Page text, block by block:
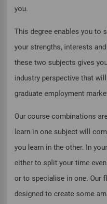
you.
This degree enables you to
your strengths, interests
these two subjects gives
industry perspective that
graduate employment
Our course combinations
learn in one subject will
you learn in the other. In
either to split your time
or to specialise in one. Our
designed to create some